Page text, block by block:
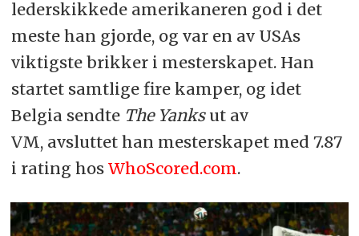
lederskikkede amerikaneren god i det
meste han gjorde, og var en av USAs
viktigste brikker i mesterskapet. Han
startet samtlige fire kamper, og idet
Belgia sendte The Yanks ut av
VM, avsluttet han mesterskapet med 7.87
i rating hos WhoScored.com.